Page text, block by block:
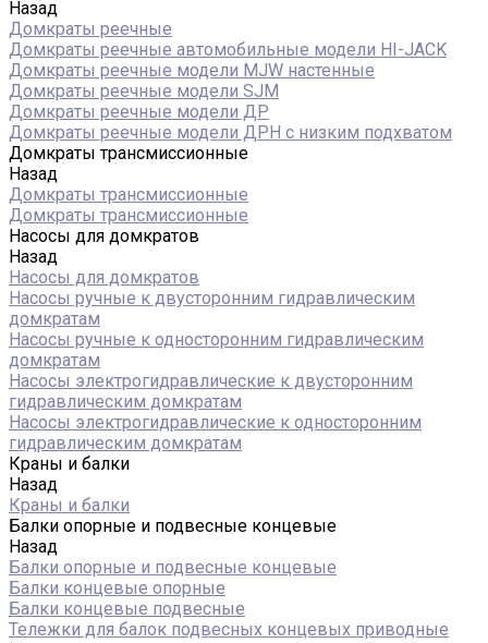
Назад
Домкраты реечные
Домкраты реечные автомобильные модели HI-JACK
Домкраты реечные модели MJW настенные
Домкраты реечные модели SJM
Домкраты реечные модели ДР
Домкраты реечные модели ДРН с низким подхватом
Домкраты трансмиссионные
Назад
Домкраты трансмиссионные
Домкраты трансмиссионные
Насосы для домкратов
Назад
Насосы для домкратов
Насосы ручные к двусторонним гидравлическим
домкратам
Насосы ручные к односторонним гидравлическим
домкратам
Насосы электрогидравлические к двусторонним
гидравлическим домкратам
Насосы электрогидравлические к односторонним
гидравлическим домкратам
Краны и балки
Назад
Краны и балки
Балки опорные и подвесные концевые
Назад
Балки опорные и подвесные концевые
Балки концевые опорные
Балки концевые подвесные
Тележки для балок подвесных концевых приводные